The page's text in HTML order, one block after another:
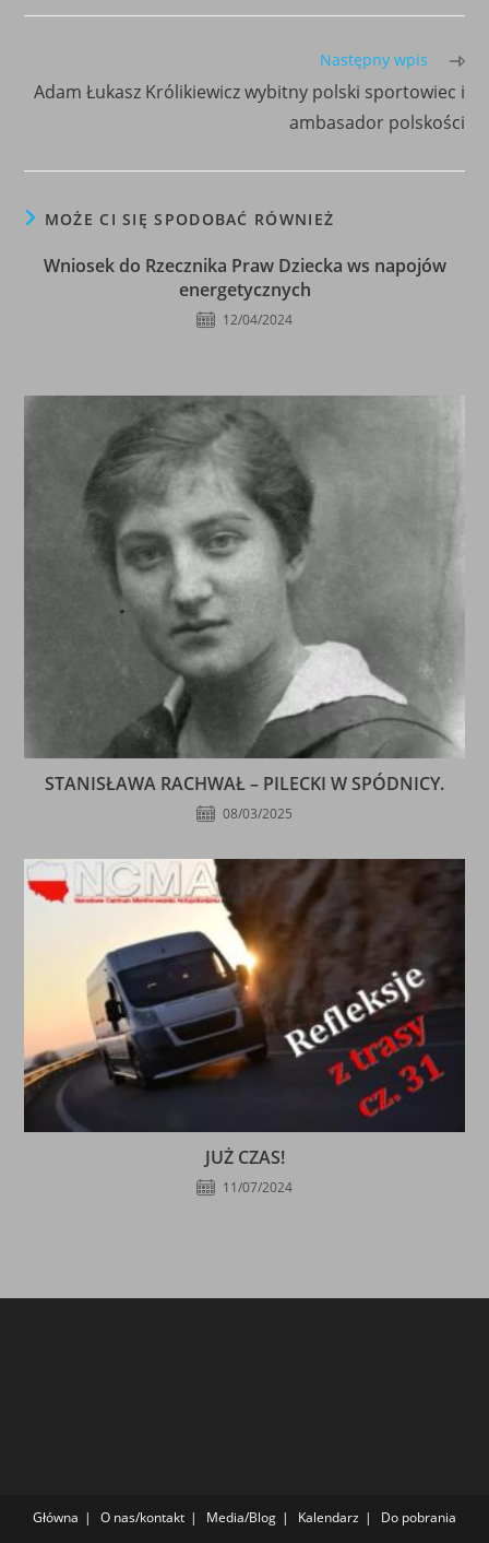
articles
Następny wpis
Adam Łukasz Królikiewicz wybitny polski sportowiec i
ambasador polskości
MOŻE CI SIĘ SPODOBAĆ RÓWNIEŻ
Wniosek do Rzecznika Praw Dziecka ws napojów
energetycznych
12/04/2024
STANISŁAWA RACHWAŁ – PILECKI W SPÓDNICY.
08/03/2025
JUŻ CZAS!
11/07/2024
Główna O nas/kontakt Media/Blog Kalendarz Do pobrania